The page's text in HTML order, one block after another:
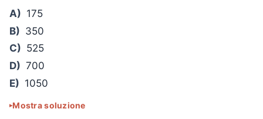
A) 175
B) 350
C) 525
D) 700
E) 1050
Mostra soluzione